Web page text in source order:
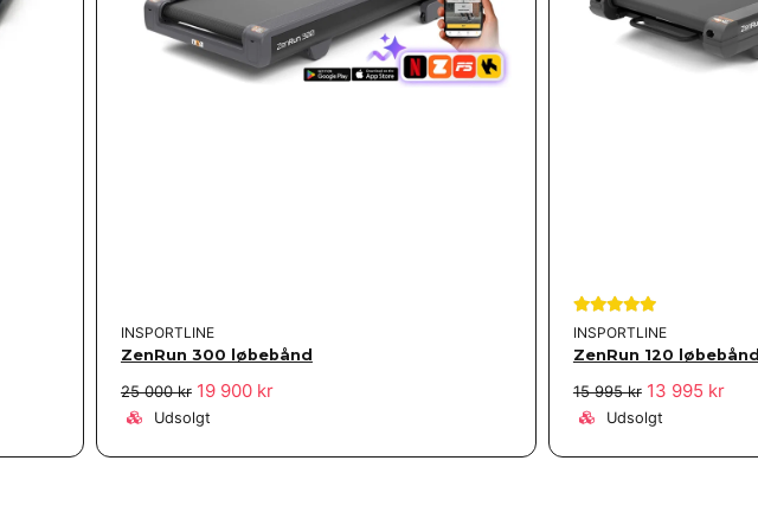
INSPORTLINE
ZenRun 300 løbebånd
25 000 kr 19 900 kr
Udsolgt
INSPORTLINE
ZenRun 120 løbebånd
15 995 kr 13 995 kr
Udsolgt